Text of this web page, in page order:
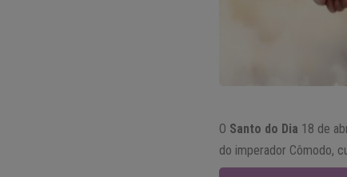
O Santo do Dia 18 de
do imperador Cômodo,